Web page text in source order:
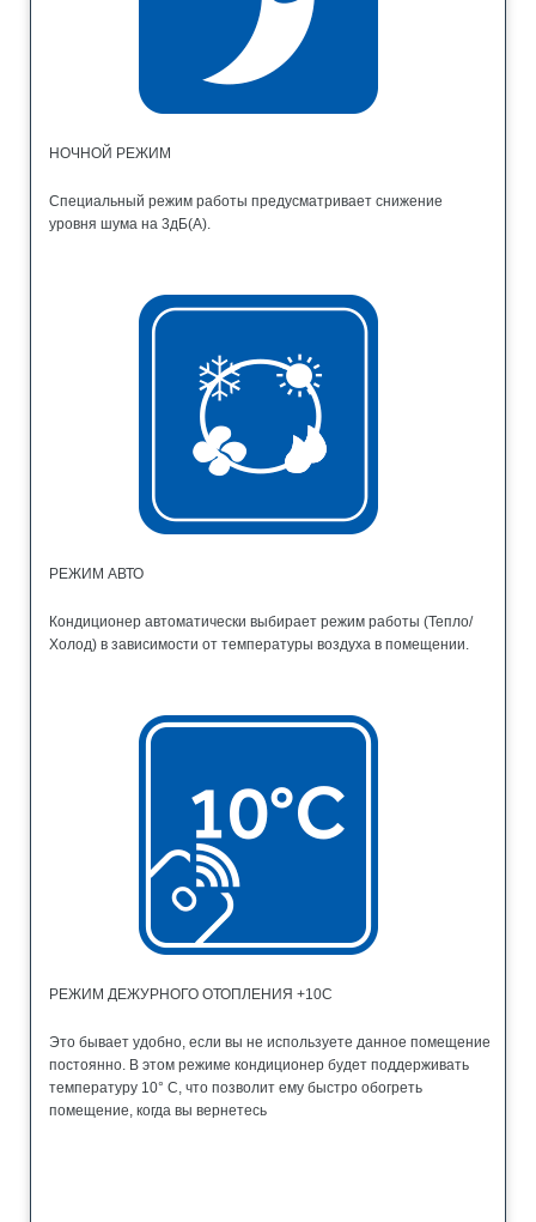
НОЧНОЙ РЕЖИМ
Специальный режим работы предусматривает снижение
уровня шума на 3дБ(А).
РЕЖИМ АВТО
Кондиционер автоматически выбирает режим работы (Тепло/
Холод) в зависимости от температуры воздуха в помещении.
РЕЖИМ ДЕЖУРНОГО ОТОПЛЕНИЯ +10С
Это бывает удобно, если вы не используете данное помещение
постоянно. В этом режиме кондиционер будет поддерживать
температуру 10° С, что позволит ему быстро обогреть
помещение, когда вы вернетесь